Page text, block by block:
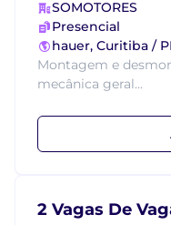
SOMOTORES
Presencial
hauer, Curitiba /
Montagem e
mecânica geral...
2 Vagas De